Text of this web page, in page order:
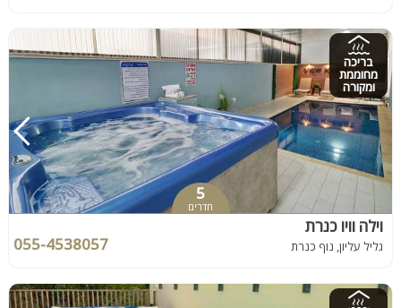
בריכה
מחוממת
ומקורה
5
חדרים
וילה וויו כנרת
גליל עליון, נוף כנרת 055-4538057